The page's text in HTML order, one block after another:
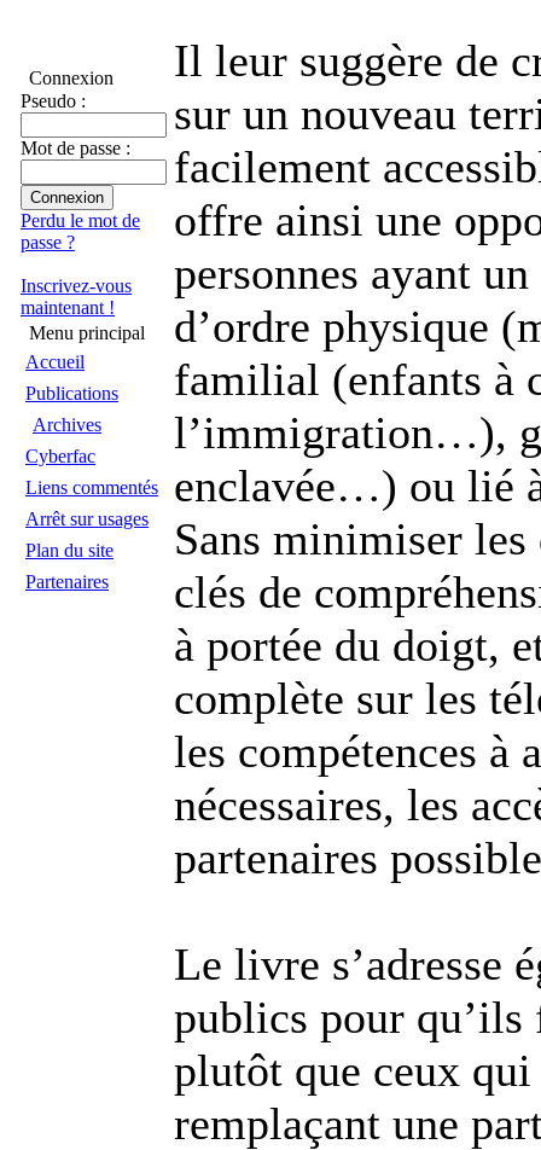
Connexion
Pseudo :
Mot de passe :
Perdu le mot de
passe ?
Inscrivez-vous
maintenant !
Menu principal
Accueil
Publications
Archives
Cyberfac
Liens commentés
Arrêt sur usages
Plan du site
Partenaires
Il leur suggère de
sur un nouveau
facilement
offre ainsi une
personnes ayant
d’ordre physique
familial (enfants à
l’immigration…),
enclavée…) ou lié
Sans minimiser
clés de
à portée du doigt,
complète sur les
les compétences à
nécessaires, les
partenaires
Le livre s’adresse
publics pour
plutôt que ceux
remplaçant une